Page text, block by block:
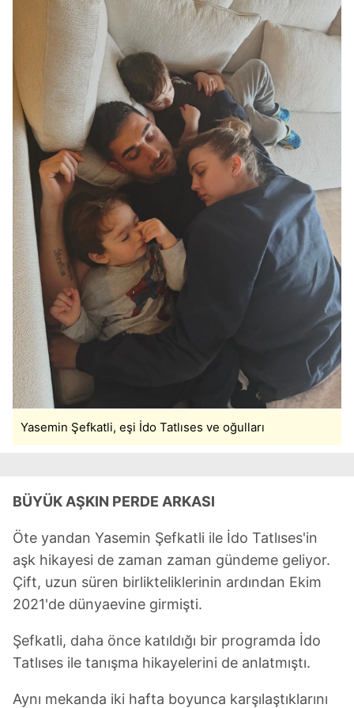
Çerezlere ilişkin tercihlerinizi aşağıda yer alan panel
vasıtasıyla belirleyebilirsiniz. Çerezlere ilişkin detaylı bilgi
için Ayarlar butonuna tıklayabilir,Çerez Bilgilendirme
Metnimiziziyaret edebilirsiniz.
6698 sayılı Kişisel Verilerin Korunması Kanunu uyarınca
hazırlanmış Aydınlatma Metnimizi okumak ve sitemizde
ilgili mevzuata uygun olarak kullanılan çerezlerle ilgili bilgi
almak için lütfentıklayınız.
Yasemin Şefkatli, eşi İdo Tatlıses ve oğulları
BÜYÜK AŞKIN PERDE ARKASI
Öte yandan Yasemin Şefkatli ile İdo Tatlıses'in
aşk hikayesi de zaman zaman gündeme geliyor.
Çift, uzun süren birlikteliklerinin ardından Ekim
2021'de dünyaevine girmişti.
Şefkatli, daha önce katıldığı bir programda İdo
Tatlıses ile tanışma hikayelerini de anlatmıştı.
Aynı mekanda iki hafta boyunca karşılaştıklarını